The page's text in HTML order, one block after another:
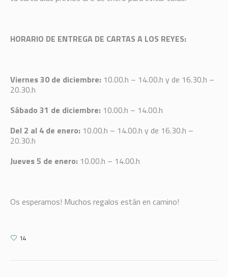
HORARIO DE ENTREGA DE CARTAS A LOS REYES:
Viernes 30 de diciembre: 10.00.h – 14.00.h y de 16.30.h –
20.30.h
Sábado 31 de diciembre: 10.00.h – 14.00.h
Del 2 al 4 de enero: 10.00.h – 14.00.h y de 16.30.h –
20.30.h
Jueves 5 de enero: 10.00.h – 14.00.h
Os esperamos! Muchos regalos están en camino!
14